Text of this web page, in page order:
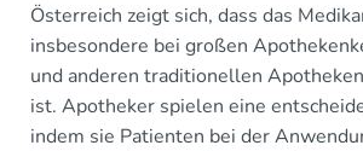
Österreich zeigt sich, dass das
insbesondere bei großen
und anderen traditionellen
ist. Apotheker spielen eine
indem sie Patienten bei der